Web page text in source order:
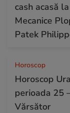
cash acasă
Mecanice
Patek
Horoscop
Horoscop
perioada 25
Vărsător